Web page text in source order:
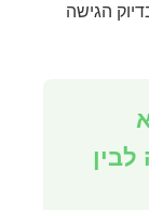
הגישה